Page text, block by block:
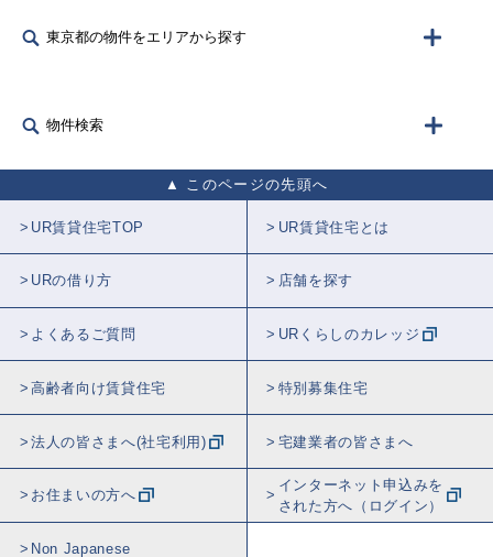
東京都の物件をエリアから探す
物件検索
このページの先頭へ
UR賃貸住宅TOP UR賃貸住宅とは
URの借り方 店舗を探す
よくあるご質問 URくらしのカレッジ
高齢者向け賃貸住宅 特別募集住宅
法人の皆さまへ(社宅利用) 宅建業者の皆さまへ
お住まいの方へ
インターネット申込みを
された方へ（ログイン）
Non Japanese